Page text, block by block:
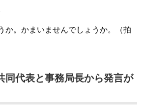
か。かまいませんでしょうか。（拍
同代表と事務局長から発言が